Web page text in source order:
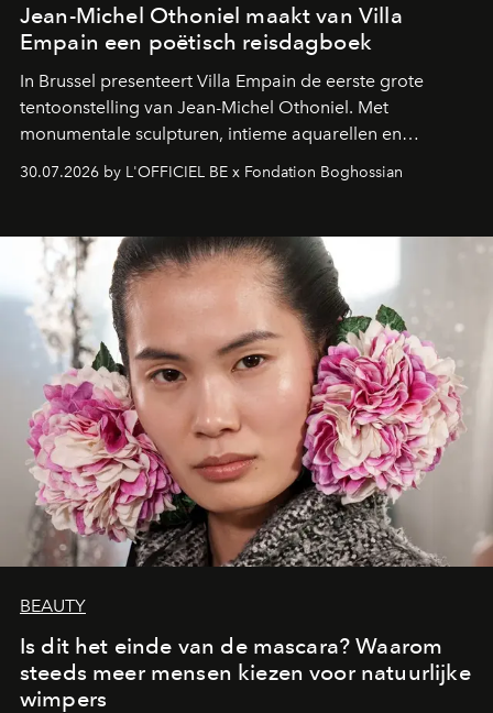
Jean-Michel Othoniel maakt van Villa
Empain een poëtisch reisdagboek
In Brussel presenteert Villa Empain de eerste grote
tentoonstelling van Jean-Michel Othoniel. Met
monumentale sculpturen, intieme aquarellen en
een emotionele reis waarin elk werk de herinnering
moment van verwondering.
30.07.2026 by L'OFFICIEL BE x Fondation Boghossian
BEAUTY
Is dit het einde van de mascara? Waarom
steeds meer mensen kiezen voor natuurlijke
wimpers